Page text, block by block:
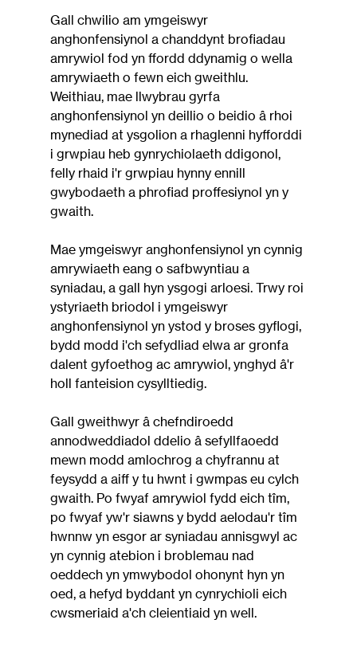
Gall chwilio am ymgeiswyr
anghonfensiynol a chanddynt brofiadau
amrywiol fod yn ffordd ddynamig o wella
amrywiaeth o fewn eich gweithlu.
Weithiau, mae llwybrau gyrfa
anghonfensiynol yn deillio o beidio â rhoi
mynediad at ysgolion a rhaglenni hyfforddi
i grwpiau heb gynrychiolaeth ddigonol,
felly rhaid i'r grwpiau hynny ennill
gwybodaeth a phrofiad proffesiynol yn y
gwaith.
Mae ymgeiswyr anghonfensiynol yn cynnig
amrywiaeth eang o safbwyntiau a
syniadau, a gall hyn ysgogi arloesi. Trwy roi
ystyriaeth briodol i ymgeiswyr
anghonfensiynol yn ystod y broses gyflogi,
bydd modd i'ch sefydliad elwa ar gronfa
dalent gyfoethog ac amrywiol, ynghyd â'r
holl fanteision cysylltiedig.
Gall gweithwyr â chefndiroedd
annodweddiadol ddelio â sefyllfaoedd
mewn modd amlochrog a chyfrannu at
feysydd a aiff y tu hwnt i gwmpas eu cylch
gwaith. Po fwyaf amrywiol fydd eich tîm,
po fwyaf yw'r siawns y bydd aelodau'r tîm
hwnnw yn esgor ar syniadau annisgwyl ac
yn cynnig atebion i broblemau nad
oeddech yn ymwybodol ohonynt hyn yn
oed, a hefyd byddant yn cynrychioli eich
cwsmeriaid a'ch cleientiaid yn well.